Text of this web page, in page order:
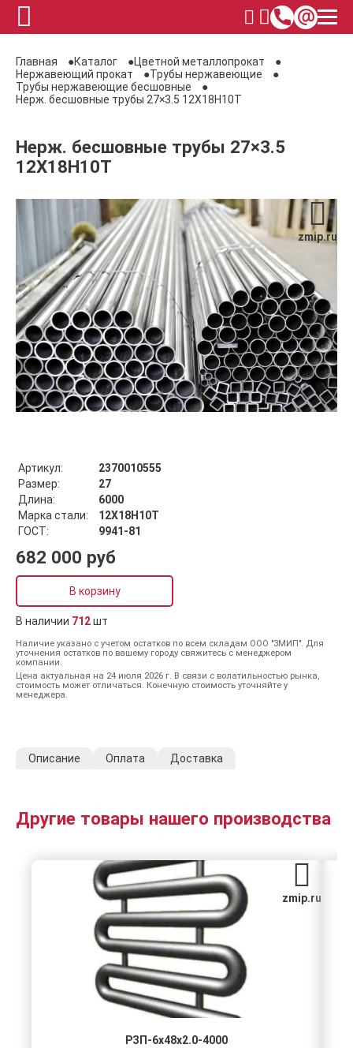
Главная Каталог
Цветной металлопрокат
Нержавеющий прокат
Трубы нержавеющие
Трубы нержавеющие бесшовные
Нерж. бесшовные трубы 27×3.5 12Х18Н10Т
Нерж. бесшовные трубы 27×3.5
12Х18Н10Т
zmip.ru
Артикул:
2370010555
Размер:
27
Длина:
6000
Марка стали:
12Х18Н10Т
ГОСТ:
9941-81
682 000 руб
В корзину
В наличии 712шт
Наличие указано с учетом остатков по всем складам ООО "ЗМИП". Для
уточнения остатков по вашему городу свяжитесь с менеджером
компании.
Цена актуальная на 24 июля 2026 г. В связи с волатильностью рынка,
стоимость может отличаться. Конечную стоимость уточняйте у
менеджера.
Описание Оплата Доставка
Другие товары нашего производства
zmip.ru
РЗП-6x48x2.0-4000